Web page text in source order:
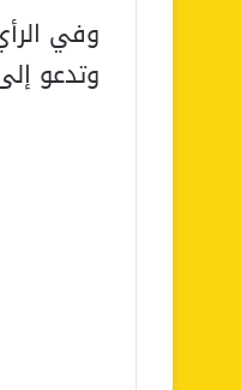
وفي
وتدعو